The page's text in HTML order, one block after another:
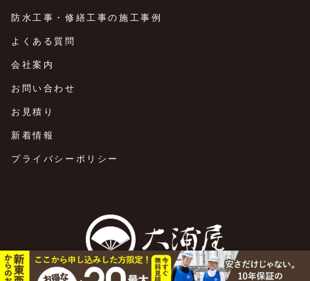
防水工事・修繕工事の施工事例
よくある質問
会社案内
お問い合わせ
お見積り
新着情報
プライバシーポリシー